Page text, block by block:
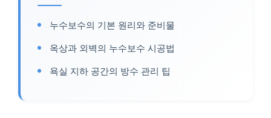
누수보수의 기본 원리와 준비물
옥상과 외벽의 누수보수 시공법
욕실 지하 공간의 방수 관리 팁